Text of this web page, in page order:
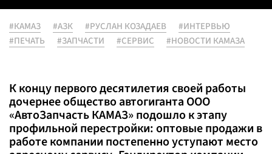
#КАМАЗ #АЗК #РУСЛАН КОЗАДАЕВ
#ИНТЕРВЬЮ
#ПЕЧАТЬ
#ЗАПЧАСТИ #СЕРВИС #НОВОСТИ КАМАЗА
К концу первого десятилетия своей работы
дочернее общество автогиганта ООО
«АвтоЗапчасть КАМАЗ» подошло к этапу
профильной перестройки: оптовые продажи в
работе компании постепенно уступают место